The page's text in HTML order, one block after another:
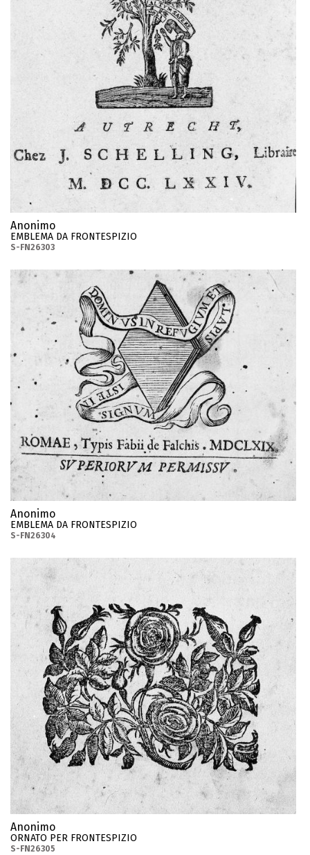
Anonimo
EMBLEMA DA FRONTESPIZIO
S-FN26303
Anonimo
EMBLEMA DA FRONTESPIZIO
S-FN26304
Anonimo
ORNATO PER FRONTESPIZIO
S-FN26305